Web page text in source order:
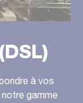
à vos
gamme